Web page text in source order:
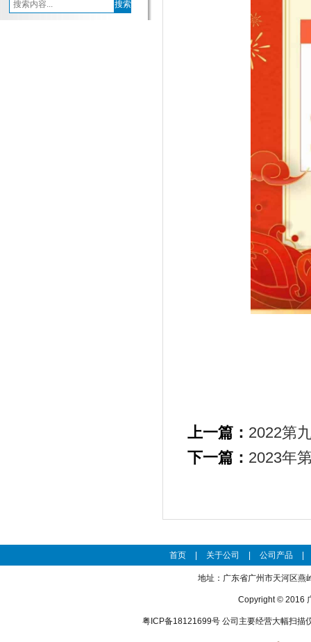
上一篇： 2022第
下一篇： 2023年
首页 关于公司 公司产品
地址：广东省广州市天河区
Copyright © 2016
粤ICP备18121699号公司主要经营大幅扫描